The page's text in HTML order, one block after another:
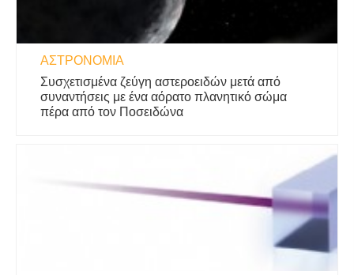
ΑΣΤΡΟΝΟΜΊΑ
Συσχετισμένα ζεύγη αστεροειδών μετά από
συναντήσεις με ένα αόρατο πλανητικό σώμα
πέρα ​​από τον Ποσειδώνα